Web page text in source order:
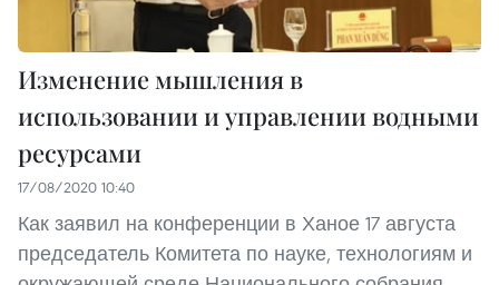
Изменение мышления в
использовании и управлении водными
ресурсами
17/08/2020 10:40
Как заявил на конференции в Ханое 17 августа
председатель Комитета по науке, технологиям и